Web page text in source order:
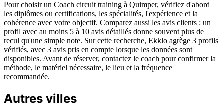
Pour choisir un Coach circuit training à Quimper, vérifiez d'abord
les diplômes ou certifications, les spécialités, l'expérience et la
cohérence avec votre objectif. Comparez aussi les avis clients : un
profil avec au moins 5 à 10 avis détaillés donne souvent plus de
recul qu'une simple note. Sur cette recherche, Ekklo agrège 3 profils
vérifiés, avec 3 avis pris en compte lorsque les données sont
disponibles. Avant de réserver, contactez le coach pour confirmer la
méthode, le matériel nécessaire, le lieu et la fréquence
recommandée.
Autres villes